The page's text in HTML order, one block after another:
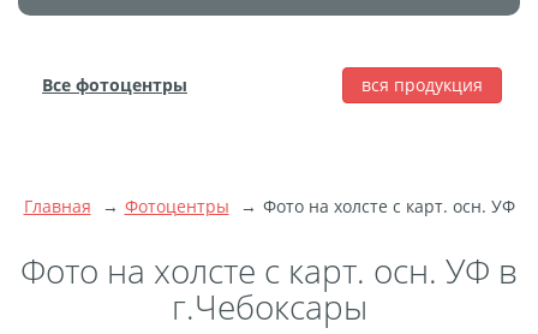
Все фотоцентры
печать
вся продукция
Главная Фотоцентры Фото на холсте с карт. осн. УФ
Фото на холсте с карт. осн. УФ в
г.Чебоксары